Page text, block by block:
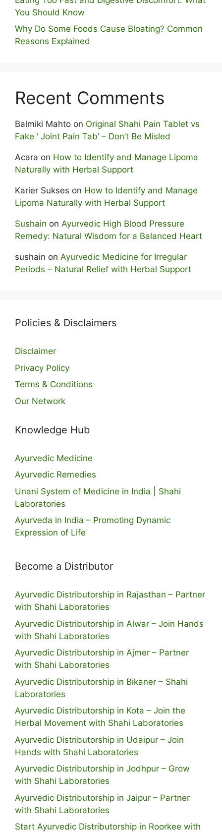
You Should Know
Why Do Some Foo⁠ds Cause Bloating? Com⁠mon
Reasons Explained
Recent Comments
Balmiki Mahto on Original Shahi Pain Tablet vs
Fake ‘ Joint Pain Tab’ – Don’t Be Misled
Acara on How to Identify and Manage Lipoma
Naturally with Herbal Support
Karier Sukses on How to Identify and Manage
Lipoma Naturally with Herbal Support
Sushain on Ayurvedic High Blood Pressure
Remedy: Natural Wisdom for a Balanced Heart
sushain on Ayurvedic Medicine for Irregular
Periods – Natural Relief with Herbal Support
Policies & Disclaimers
Disclaimer
Privacy Policy
Terms & Conditions
Our Network
Knowledge Hub
Ayurvedic Medicine
Ayurvedic Remedies
Unani System of Medicine in India | Shahi
Laboratories
Ayurveda in India – Promoting Dynamic
Expression of Life
Become a Distributor
Ayurvedic Distributorship in Rajasthan – Partner
with Shahi Laboratories
Ayurvedic Distributorship in Alwar – Join Hands
with Shahi Laboratories
Ayurvedic Distributorship in Ajmer – Partner
with Shahi Laboratories
Ayurvedic Distributorship in Bikaner – Shahi
Laboratories
Ayurvedic Distributorship in Kota – Join the
Herbal Movement with Shahi Laboratories
Ayurvedic Distributorship in Udaipur – Join
Hands with Shahi Laboratories
Ayurvedic Distributorship in Jodhpur – Grow
with Shahi Laboratories
Ayurvedic Distributorship in Jaipur – Partner
with Shahi Laboratories
Start Ayurvedic Distributorship in Roorkee with